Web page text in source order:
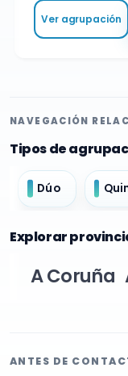
Ver agrupación
NAVEGACIÓN
Tipos de
Dúo
Explorar
A Coruña
ANTES DE